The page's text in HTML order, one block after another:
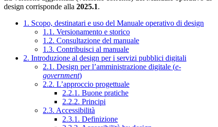
design corrisponde alla 2025.1.
1. Scopo, destinatari e uso del Manuale operativo di design
1.1. Versionamento e storico
1.2. Consultazione del manuale
1.3. Contribuisci al manuale
2. Introduzione al design per i servizi pubblici digitali
2.1. Design per l’amministrazione digitale (e-
government)
2.2. L’approccio progettuale
2.2.1. Buone pratiche
2.2.2. Principi
2.3. Accessibilità
2.3.1. Definizione